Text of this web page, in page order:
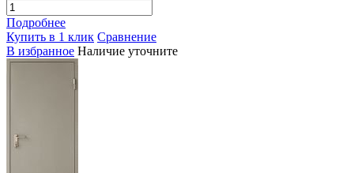
Подробнее
Купить в 1 клик Сравнение
В избранное Наличие уточните